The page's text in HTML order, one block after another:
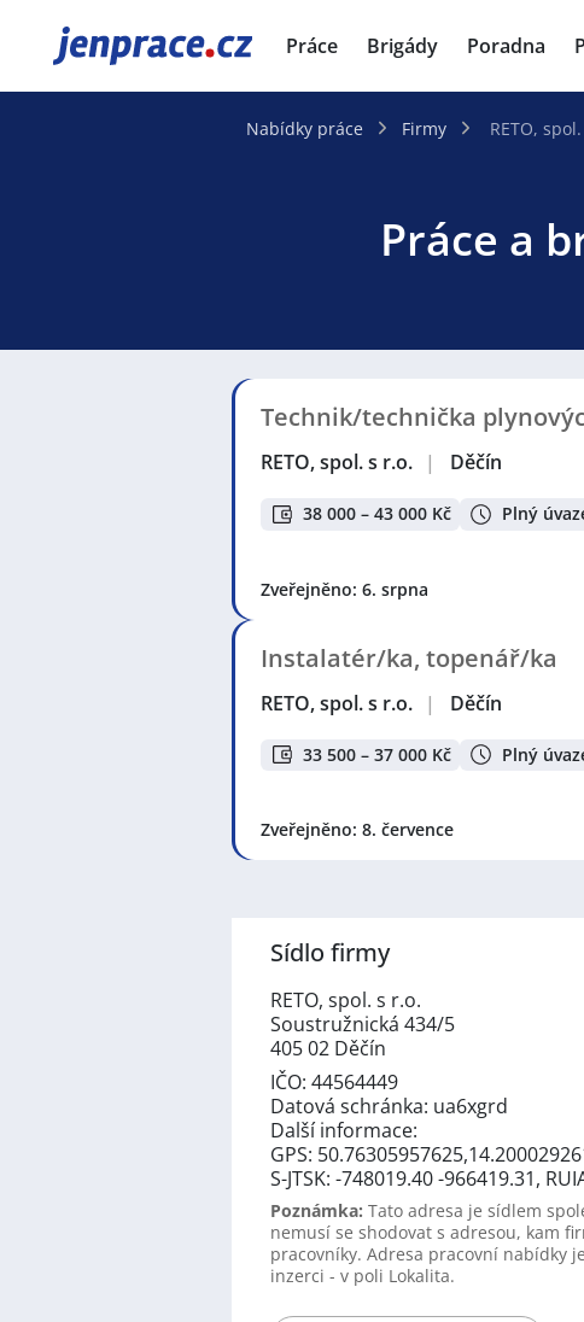
JenPráce.cz Práce Brigády Poradna
Nabídky práce Firmy RETO,
Práce a
Technik/technička
RETO, spol. s r.o. | Děčín
38 000 – 43 000 Kč Plný
Zveřejněno: 6. srpna
Instalatér/ka, topenář/ka
RETO, spol. s r.o. | Děčín
33 500 – 37 000 Kč Plný
Zveřejněno: 8. července
Sídlo firmy
RETO, spol. s r.o.
Soustružnická 434/5
405 02 Děčín
IČO: 44564449
Datová schránka: ua6xgrd
Další informace:
GPS:
S-JTSK: -748019.40 -966419.31,
Poznámka: Tato adresa je sídlem
nemusí se shodovat s adresou, kam
pracovníky. Adresa pracovní nabídky
inzerci - v poli Lokalita.